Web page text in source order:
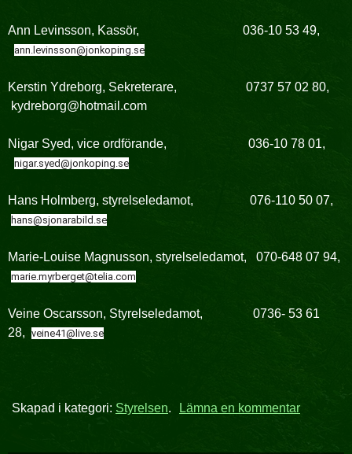
Ann Levinsson, Kassör, 036-10 53 49,
ann.levinsson@jonkoping.se
Kerstin Ydreborg, Sekreterare, 0737 57 02 80,
kydreborg@hotmail.com
Nigar Syed, vice ordförande, 036-10 78 01,
nigar.syed@jonkoping.se
Hans Holmberg, styrelseledamot, 076-110 50 07,
hans@sjonarabild.se
Marie-Louise Magnusson, styrelseledamot, 070-648 07 94,
marie.myrberget@telia.com
Veine Oscarsson, Styrelseledamot, 0736- 53 61
28, veine41@live.se
Skapad i kategori: Styrelsen. Lämna en kommentar